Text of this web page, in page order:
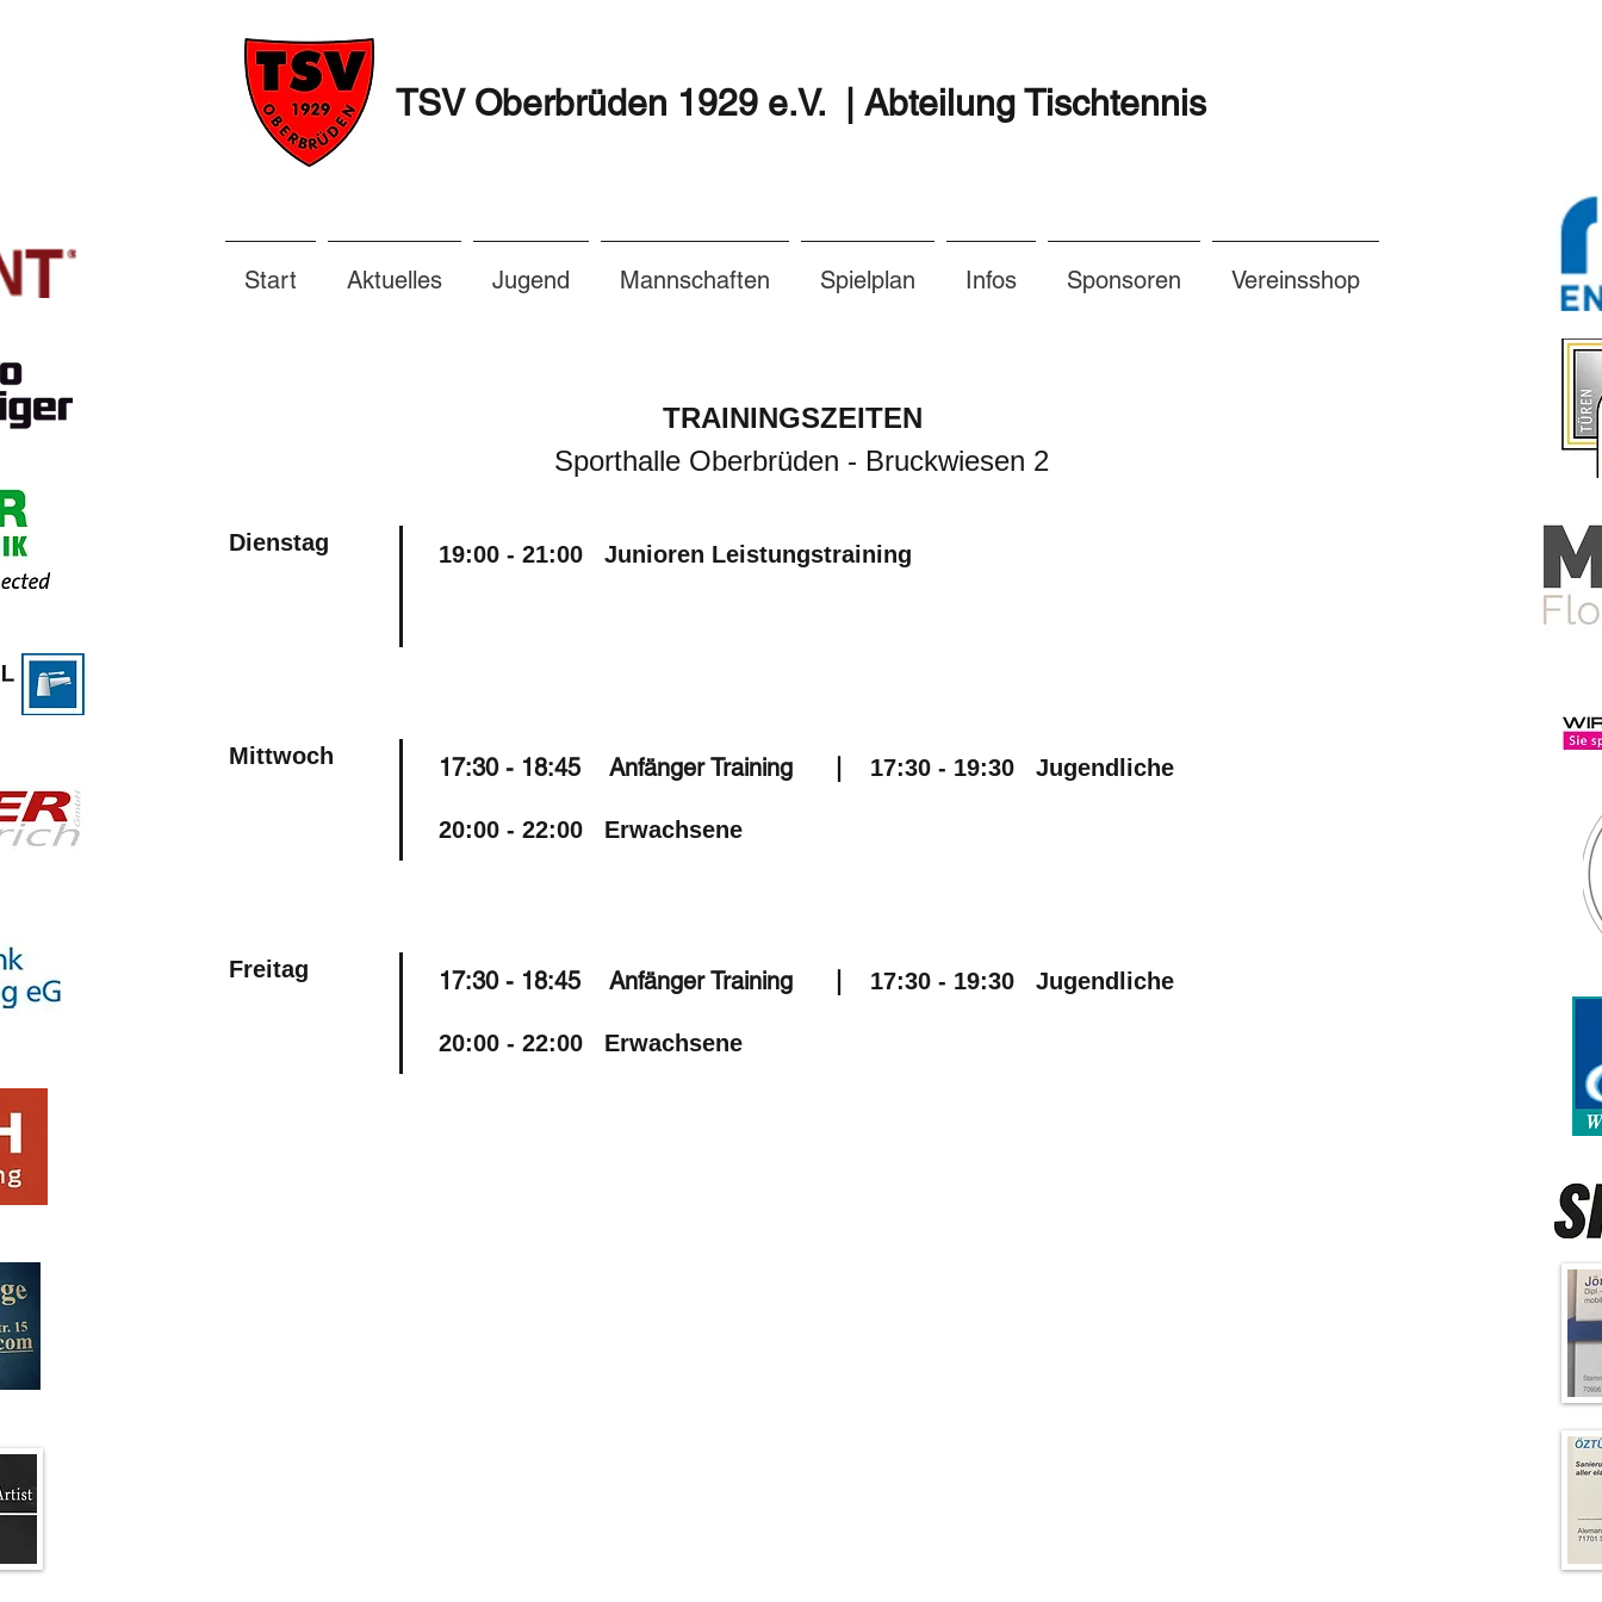
TSV Oberbrüden 1929 e.V. | Abteilung Tischtennis
Start Aktuelles Jugend Mannschaften Spielplan Infos Sponsoren Vereinsshop
TRAININGSZEITEN
Sporthalle Oberbrüden - Bruckwiesen 2
Dienstag 19:00 - 21:00 Junioren Leistungstraining
Mittwoch 17:30 - 18:45 Anfänger Training | 17:30 - 19:30 Jugendliche
​20:00 - 22:00 Erwachsene
Freitag 17:30 - 18:45 Anfänger Training | 17:30 - 19:30 Jugendliche
​20:00 - 22:00 Erwachsene